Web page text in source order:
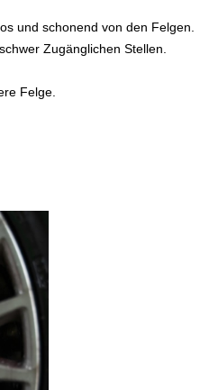
und schonend von den Felgen.
Zugänglichen Stellen.
Felge.